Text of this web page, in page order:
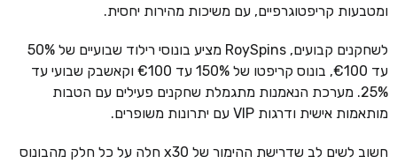
ומטבעות קריפטוגרפיים, עם משיכות מהירות יחסית.
לשחקנים קבועים, RoySpins מציע בונוסי רילוד שבועיים של 50%
עד €100, בונוס קריפטו של 150% עד €100 וקאשבק שבועי עד
25%. מערכת הנאמנות מתגמלת שחקנים פעילים עם הטבות
מותאמות אישית ודרגות VIP עם יתרונות משופרים.
חשוב לשים לב שדרישת ההימור של x30 חלה על כל חלק מהבונוס